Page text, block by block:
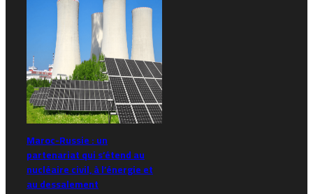
Maroc-Russie : un
partenariat qui s’étend au
nucléaire civil, à l’énergie et
au dessalement